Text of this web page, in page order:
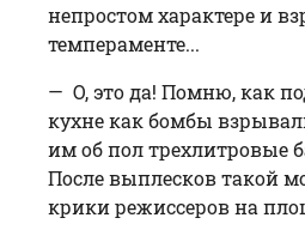
непростом характере и
темпераменте...
— О, это да! Помню, как
кухне как бомбы
им об пол трехлитровые
После выплесков такой
крики режиссеров на